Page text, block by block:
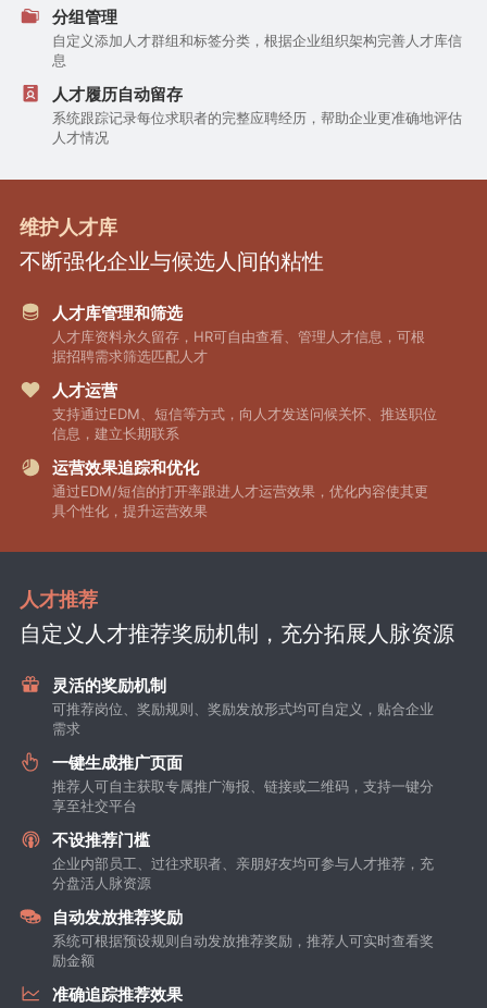
分组管理
自定义添加人才群组和标签分类，根据企业组织架构完善人才库信
息
人才履历自动留存
系统跟踪记录每位求职者的完整应聘经历，帮助企业更准确地评估
人才情况
维护人才库
不断强化企业与候选人间的粘性
人才库管理和筛选
人才库资料永久留存，HR可自由查看、管理人才信息，可根
据招聘需求筛选匹配人才
人才运营
支持通过EDM、短信等方式，向人才发送问候关怀、推送职位
信息，建立长期联系
运营效果追踪和优化
通过EDM/短信的打开率跟进人才运营效果，优化内容使其更
具个性化，提升运营效果
人才推荐
自定义人才推荐奖励机制，充分拓展人脉资源
灵活的奖励机制
可推荐岗位、奖励规则、奖励发放形式均可自定义，贴合企业
需求
一键生成推广页面
推荐人可自主获取专属推广海报、链接或二维码，支持一键分
享至社交平台
不设推荐门槛
企业内部员工、过往求职者、亲朋好友均可参与人才推荐，充
分盘活人脉资源
自动发放推荐奖励
系统可根据预设规则自动发放推荐奖励，推荐人可实时查看奖
励金额
准确追踪推荐效果